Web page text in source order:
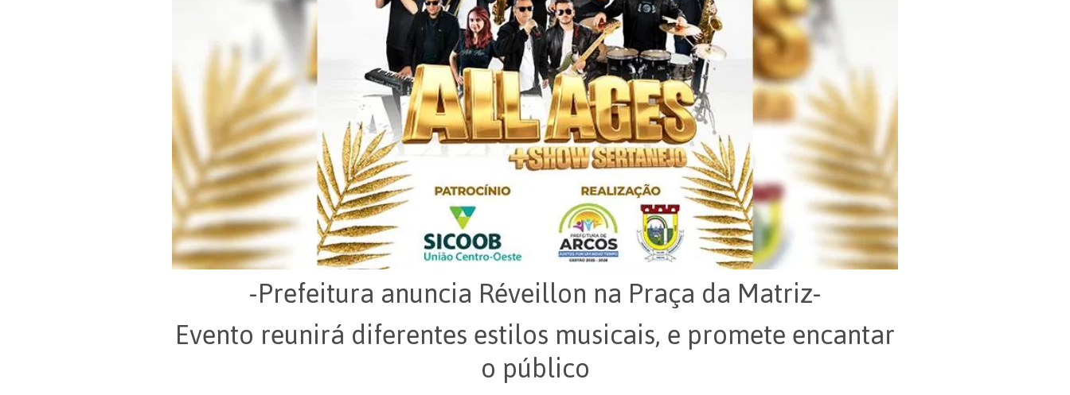
-Prefeitura anuncia Réveillon na Praça da Matriz-
Evento reunirá diferentes estilos musicais, e promete encantar
o público